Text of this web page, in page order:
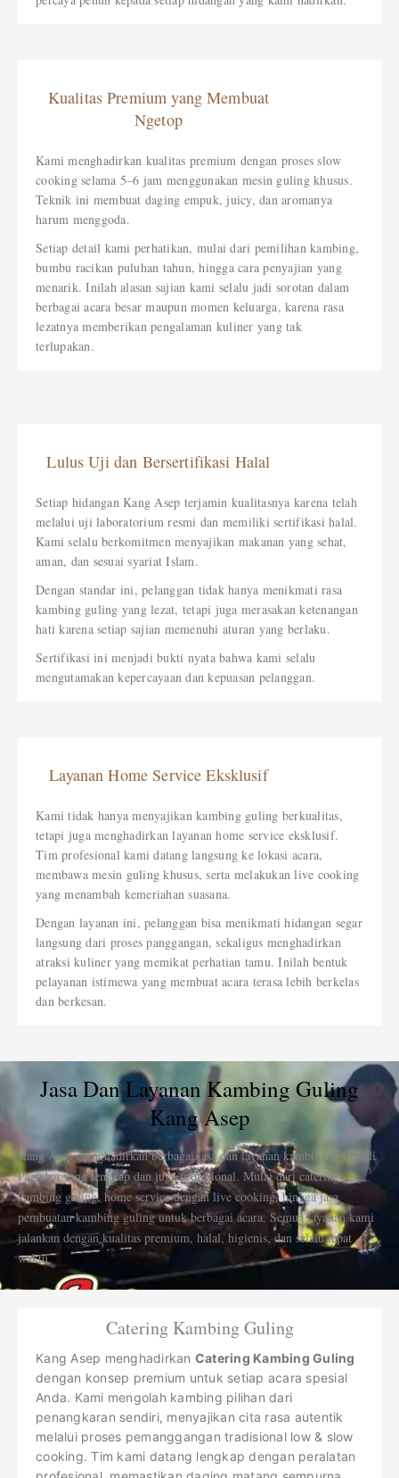
Kualitas Premium yang Membuat
Ngetop
Kami menghadirkan kualitas premium dengan proses slow
cooking selama 5–6 jam menggunakan mesin guling khusus.
Teknik ini membuat daging empuk, juicy, dan aromanya
harum menggoda.
Setiap detail kami perhatikan, mulai dari pemilihan kambing,
bumbu racikan puluhan tahun, hingga cara penyajian yang
menarik. Inilah alasan sajian kami selalu jadi sorotan dalam
berbagai acara besar maupun momen keluarga, karena rasa
lezatnya memberikan pengalaman kuliner yang tak
terlupakan.
Lulus Uji dan Bersertifikasi Halal
Setiap hidangan Kang Asep terjamin kualitasnya karena telah
melalui uji laboratorium resmi dan memiliki sertifikasi halal.
Kami selalu berkomitmen menyajikan makanan yang sehat,
aman, dan sesuai syariat Islam.
Dengan standar ini, pelanggan tidak hanya menikmati rasa
kambing guling yang lezat, tetapi juga merasakan ketenangan
hati karena setiap sajian memenuhi aturan yang berlaku.
Sertifikasi ini menjadi bukti nyata bahwa kami selalu
mengutamakan kepercayaan dan kepuasan pelanggan.
Layanan Home Service Eksklusif
Kami tidak hanya menyajikan kambing guling berkualitas,
tetapi juga menghadirkan layanan home service eksklusif.
Tim profesional kami datang langsung ke lokasi acara,
membawa mesin guling khusus, serta melakukan live cooking
yang menambah kemeriahan suasana.
Dengan layanan ini, pelanggan bisa menikmati hidangan segar
langsung dari proses panggangan, sekaligus menghadirkan
atraksi kuliner yang memikat perhatian tamu. Inilah bentuk
pelayanan istimewa yang membuat acara terasa lebih berkelas
dan berkesan.
Jasa Dan Layanan Kambing Guling
Kang Asep
Kang Asep menghadirkan berbagai jasa dan layanan kambing guling di
Pagaden yang lengkap dan juga profesional. Mulai dari catering
kambing guling, home service dengan live cooking, hingga jasa
pembuatan kambing guling untuk berbagai acara. Semua layanan kami
jalankan dengan kualitas premium, halal, higienis, dan selalu tepat
waktu.
Catering Kambing Guling
Kang Asep menghadirkan Catering Kambing Guling
dengan konsep premium untuk setiap acara spesial
Anda. Kami mengolah kambing pilihan dari
penangkaran sendiri, menyajikan cita rasa autentik
melalui proses pemanggangan tradisional low & slow
cooking. Tim kami datang lengkap dengan peralatan